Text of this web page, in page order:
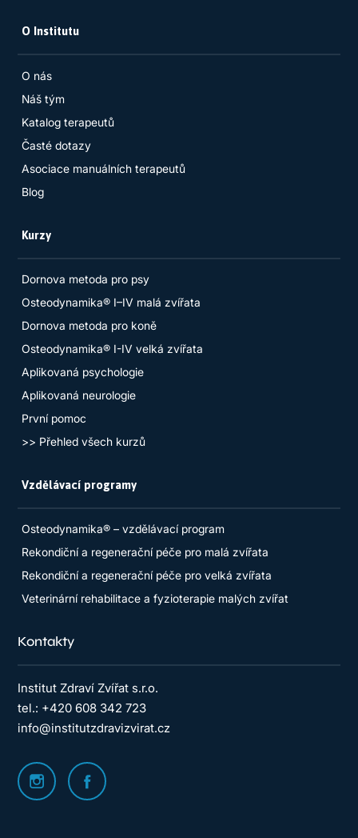
O Institutu
O nás
Náš tým
Katalog terapeutů
Časté dotazy
Asociace manuálních terapeutů
Blog
Kurzy
Dornova metoda pro psy
Osteodynamika® I–IV malá zvířata
Dornova metoda pro koně
Osteodynamika® I-IV velká zvířata
Aplikovaná psychologie
Aplikovaná neurologie
První pomoc
>> Přehled všech kurzů
Vzdělávací programy
Osteodynamika® – vzdělávací program
Rekondiční a regenerační péče pro malá zvířata
Rekondiční a regenerační péče pro velká zvířata
Veterinární rehabilitace a fyzioterapie malých zvířat
Kontakty
Institut Zdraví Zvířat s.r.o.
tel.: +420 608 342 723
info@institutzdravizvirat.cz